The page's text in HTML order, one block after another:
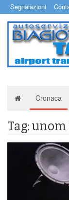
Segnalazioni
Cronaca
Tag: